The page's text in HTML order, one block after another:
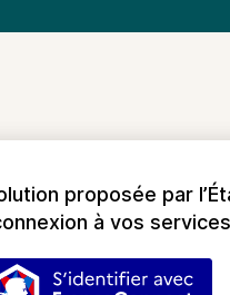
proposée par
à vos
S’identifier